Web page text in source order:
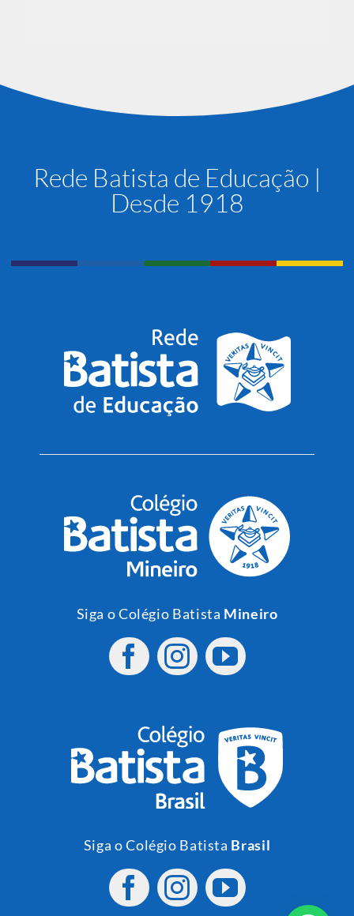
Rede Batista de Educação |
Desde 1918
Siga o Colégio Batista Mineiro
Siga o Colégio Batista Brasil